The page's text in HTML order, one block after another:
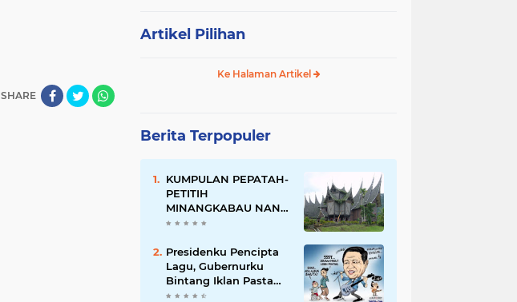
SHARE
Artikel Pilihan
Ke Halaman Artikel
Berita Terpopuler
KUMPULAN PEPATAH-
PETITIH
MINANGKABAU NAN
ELOK
Presidenku Pencipta
Lagu, Gubernurku
Bintang Iklan Pasta
Gigi